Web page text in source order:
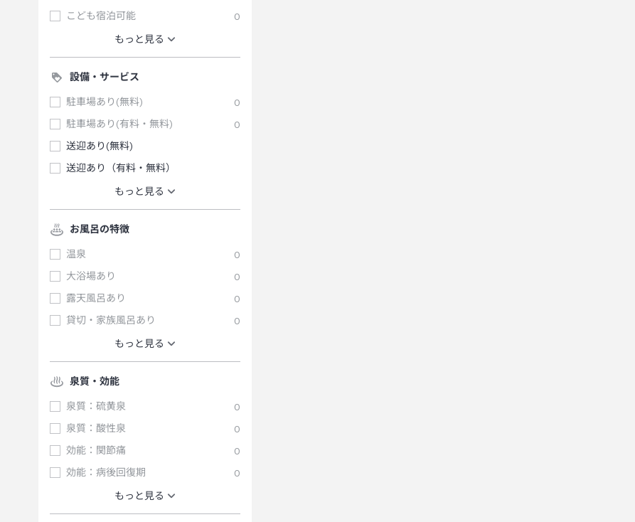
こども宿泊可能
0
もっと見る
設備・サービス
駐車場あり(無料)
0
駐車場あり(有料・無料)
0
送迎あり(無料)
送迎あり（有料・無料）
もっと見る
お風呂の特徴
温泉
0
大浴場あり
0
露天風呂あり
0
貸切・家族風呂あり
0
もっと見る
泉質・効能
泉質：硫黄泉
0
泉質：酸性泉
0
効能：関節痛
0
効能：病後回復期
0
もっと見る